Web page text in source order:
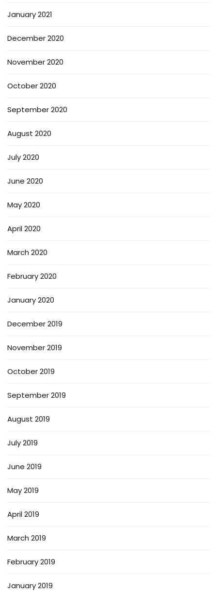
January 2021
December 2020
November 2020
October 2020
September 2020
August 2020
July 2020
June 2020
May 2020
April 2020
March 2020
February 2020
January 2020
December 2019
November 2019
October 2019
September 2019
August 2019
July 2019
June 2019
May 2019
April 2019
March 2019
February 2019
January 2019